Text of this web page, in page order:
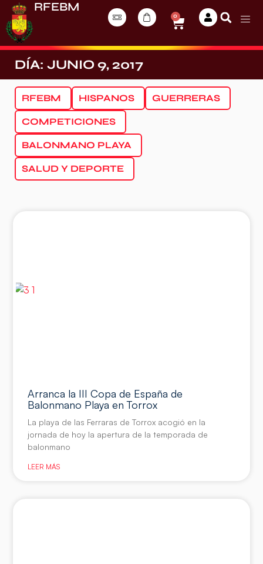
RFEBM
0
DÍA: JUNIO 9, 2017
RFEBM HISPANOS GUERRERAS
COMPETICIONES
BALONMANO PLAYA
SALUD Y DEPORTE
Arranca la III Copa de España de
Balonmano Playa en Torrox
La playa de las Ferraras de Torrox acogió en la
jornada de hoy la apertura de la temporada de
balonmano
LEER MÁS